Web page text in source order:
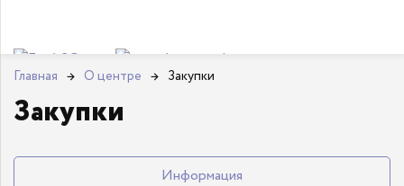
Главная → О центре → Закупки
Закупки
Информация